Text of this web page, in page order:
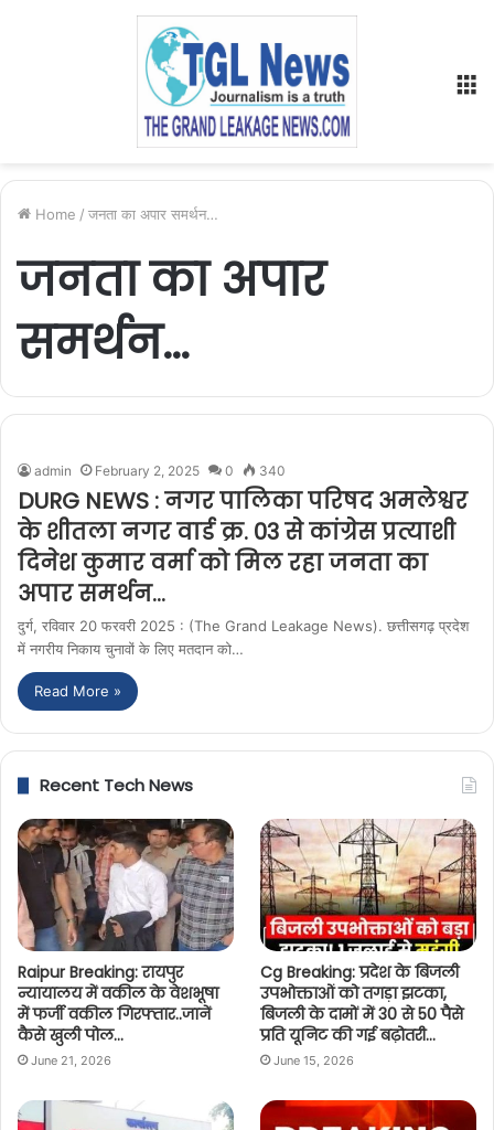
Home / जनता का अपार समर्थन…
जनता का अपार
समर्थन…
admin February 2, 2025 0 340
DURG NEWS : नगर पालिका परिषद अमलेश्वर
के शीतला नगर वार्ड क्र. 03 से कांग्रेस प्रत्याशी
दिनेश कुमार वर्मा को मिल रहा जनता का
अपार समर्थन…
दुर्ग, रविवार 20 फरवरी 2025 : (The Grand Leakage News). छत्तीसगढ़ प्रदेश
में नगरीय निकाय चुनावों के लिए मतदान को…
Read More »
Recent Tech News
Raipur Breaking: रायपुर
न्यायालय में वकील के वेशभूषा
में फर्जी वकील गिरफ्तार..जानें
कैसे खुली पोल…
June 21, 2026
Cg Breaking: प्रदेश के बिजली
उपभोक्ताओं को तगड़ा झटका,
बिजली के दामों में 30 से 50 पैसे
प्रति यूनिट की गई बढ़ोतरी…
June 15, 2026